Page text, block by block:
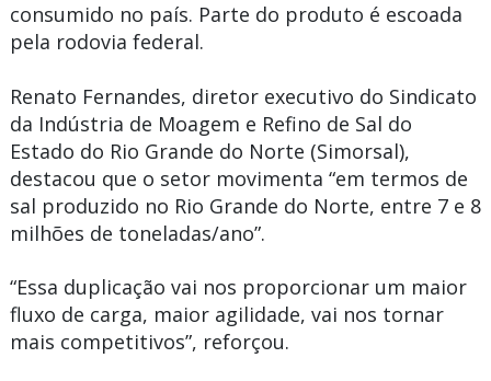
consumido no país. Parte do produto é escoada
pela rodovia federal.
Renato Fernandes, diretor executivo do Sindicato
da Indústria de Moagem e Refino de Sal do
Estado do Rio Grande do Norte (Simorsal),
destacou que o setor movimenta “em termos de
sal produzido no Rio Grande do Norte, entre 7 e 8
milhões de toneladas/ano”.
“Essa duplicação vai nos proporcionar um maior
fluxo de carga, maior agilidade, vai nos tornar
mais competitivos”, reforçou.